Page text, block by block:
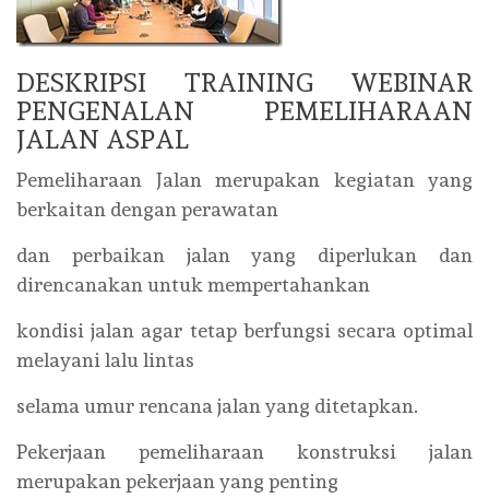
DESKRIPSI TRAINING WEBINAR
PENGENALAN PEMELIHARAAN
JALAN ASPAL
Pemeliharaan Jalan merupakan kegiatan yang
berkaitan dengan perawatan
dan perbaikan jalan yang diperlukan dan
direncanakan untuk mempertahankan
kondisi jalan agar tetap berfungsi secara optimal
melayani lalu lintas
selama umur rencana jalan yang ditetapkan.
Pekerjaan pemeliharaan konstruksi jalan
merupakan pekerjaan yang penting